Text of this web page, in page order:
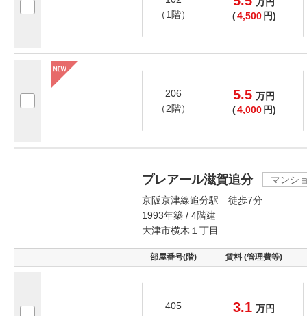
（1階）
(4,500 円)
206
（2階）
5.5 万円
(4,000 円)
プレアール滋賀追分
マンシ
京阪京津線追分駅 徒歩7分
1993年築 / 4階建
大津市横木１丁目
部屋番号(階) 賃料 (管理費等)
405
3.1 万円